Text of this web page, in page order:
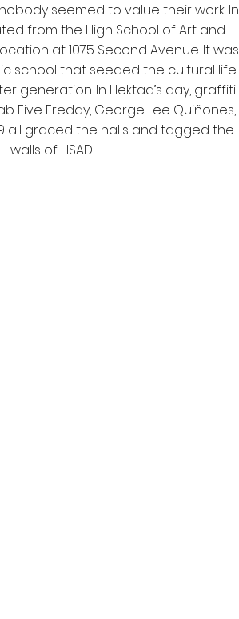
seemed to value their work. In
from the High School of Art and
at 1075 Second Avenue. It was
school that seeded the cultural life
generation. In Hektad’s day, graffiti
Five Freddy, George Lee Quiñones,
all graced the halls and tagged the
walls of HSAD.